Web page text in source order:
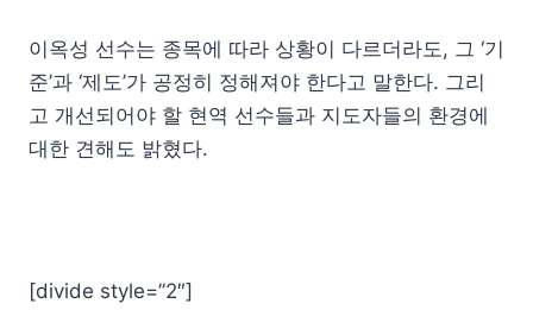
이옥성 선수는 종목에 따라 상황이 다르더라도, 그 ‘기
준’과 ‘제도’가 공정히 정해져야 한다고 말한다. 그리
고 개선되어야 할 현역 선수들과 지도자들의 환경에
대한 견해도 밝혔다.
[divide style=”2″]